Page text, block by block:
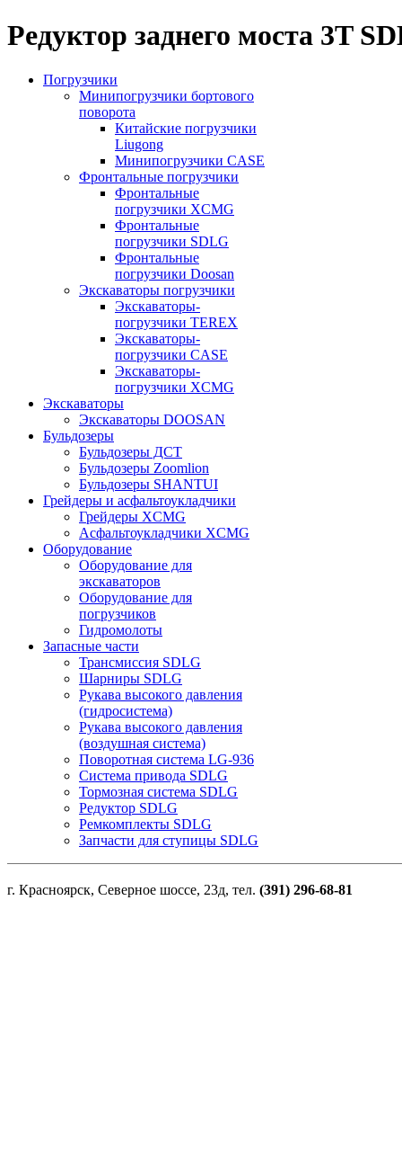
Редуктор заднего моста 3T
Погрузчики
Минипогрузчики бортового
поворота
Китайские погрузчики
Liugong
Минипогрузчики CASE
Фронтальные погрузчики
Фронтальные
погрузчики XCMG
Фронтальные
погрузчики SDLG
Фронтальные
погрузчики Doosan
Экскаваторы погрузчики
Экскаваторы-
погрузчики TEREX
Экскаваторы-
погрузчики CASE
Экскаваторы-
погрузчики XCMG
Экскаваторы
Экскаваторы DOOSAN
Бульдозеры
Бульдозеры ДСТ
Бульдозеры Zoomlion
Бульдозеры SHANTUI
Грейдеры и асфальтоукладчики
Грейдеры XCMG
Асфальтоукладчики XCMG
Оборудование
Оборудование для
экскаваторов
Оборудование для
погрузчиков
Гидромолоты
Запасные части
Трансмиссия SDLG
Шарниры SDLG
Рукава высокого давления
(гидросистема)
Рукава высокого давления
(воздушная система)
Поворотная система LG-936
Система привода SDLG
Тормозная система SDLG
Редуктор SDLG
Ремкомплекты SDLG
Запчасти для ступицы SDLG
г. Красноярск, Северное шоссе, 23д, тел. (391) 296-68-81